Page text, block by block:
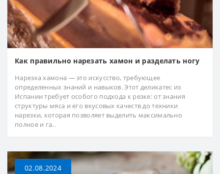
Как правильно нарезать хамон и разделать ногу
Нарезка хамона — это искусство, требующее
определенных знаний и навыков. Этот деликатес из
Испании требует особого подхода к резке: от знания
структуры мяса и его вкусовых качеств до техники
нарезки, которая позволяет выделить максимально
полное и га..
02.08.2024